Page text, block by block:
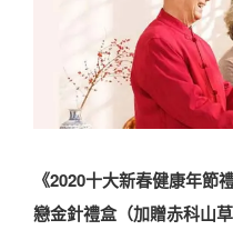
《2020十大新春健康年節
戀金針禮盒（加贈赤科山